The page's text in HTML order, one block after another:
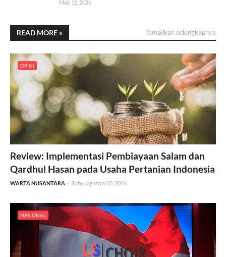
May 12, 2026
READ MORE » Tampilkan selengkapnya
OPINI
Review: Implementasi Pembiayaan Salam dan
Qardhul Hasan pada Usaha Pertanian Indonesia
WARTA NUSANTARA - Rabu, Agustus 05, 2026
NASIONAL